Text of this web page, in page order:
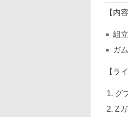
【内
組
ガ
【ラ
グ
Z